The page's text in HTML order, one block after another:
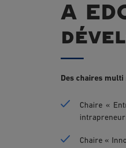
A
Des chaires
Chaire «
Chaire «